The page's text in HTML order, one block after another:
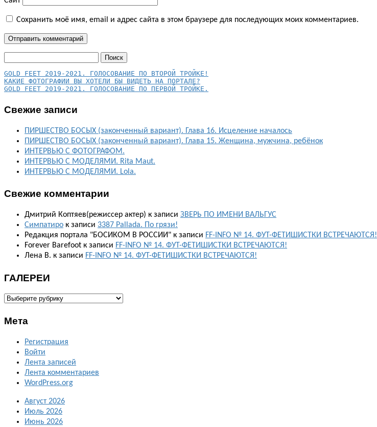
Сохранить моё имя, email и адрес сайта в этом браузере для последующих моих комментариев.
КАКИЕ ФОТОГРАФИИ ВЫ ХОТЕЛИ БЫ ВИДЕТЬ НА ПОРТАЛЕ?
GOLD FEET 2019-2021. ГОЛОСОВАНИЕ ПО ПЕРВОЙ ТРОЙКЕ.
Свежие записи
ПИРШЕСТВО БОСЫХ (законченный вариант). Глава 16. Исцеление началось
ПИРШЕСТВО БОСЫХ (законченный вариант). Глава 15. Женщина, мужчина, ребёнок
ИНТЕРВЬЮ С ФОТОГРАФОМ.
ИНТЕРВЬЮ С МОДЕЛЯМИ. Rita Maut.
ИНТЕРВЬЮ С МОДЕЛЯМИ. Lola.
Свежие комментарии
Дмитрий Коптяев(режиссер актер) к записи ЗВЕРЬ ПО ИМЕНИ ВАЛЬГУС
Симпатиро к записи 3387 Pallada. По грязи!
Редакция портала "БОСИКОМ В РОССИИ" к записи FF-INFO № 14. ФУТ-ФЕТИШИСТКИ ВСТРЕЧАЮТСЯ!
Forever Barefoot к записи FF-INFO № 14. ФУТ-ФЕТИШИСТКИ ВСТРЕЧАЮТСЯ!
Лена В. к записи FF-INFO № 14. ФУТ-ФЕТИШИСТКИ ВСТРЕЧАЮТСЯ!
ГАЛЕРЕИ
ГАЛЕРЕИ
Мета
Регистрация
Войти
Лента записей
Лента комментариев
WordPress.org
Август 2026
Июль 2026
Июнь 2026